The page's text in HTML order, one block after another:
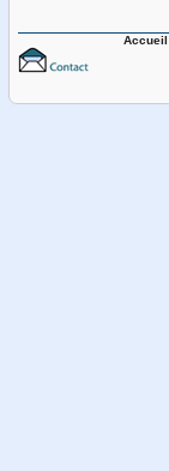
Accueil